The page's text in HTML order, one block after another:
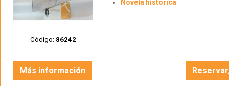
Código: 86242
Novela histórica
Más información